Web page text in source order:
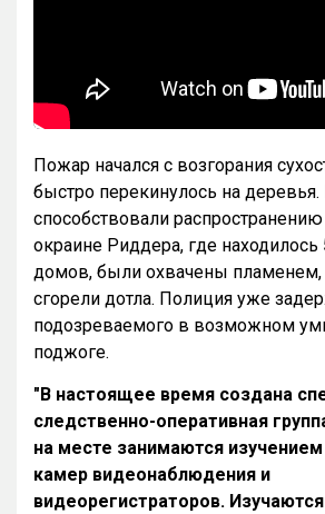
Пожар начался с возгорания
быстро перекинулось на
способствовали
окраине Риддера, где
домов, были охвачены пламенем,
сгорели дотла. Полиция уже
подозреваемого в возможном
поджоге.
"В настоящее время создана
следственно-оперативная
на месте занимаются
камер видеонаблюдения и
видеорегистраторов.